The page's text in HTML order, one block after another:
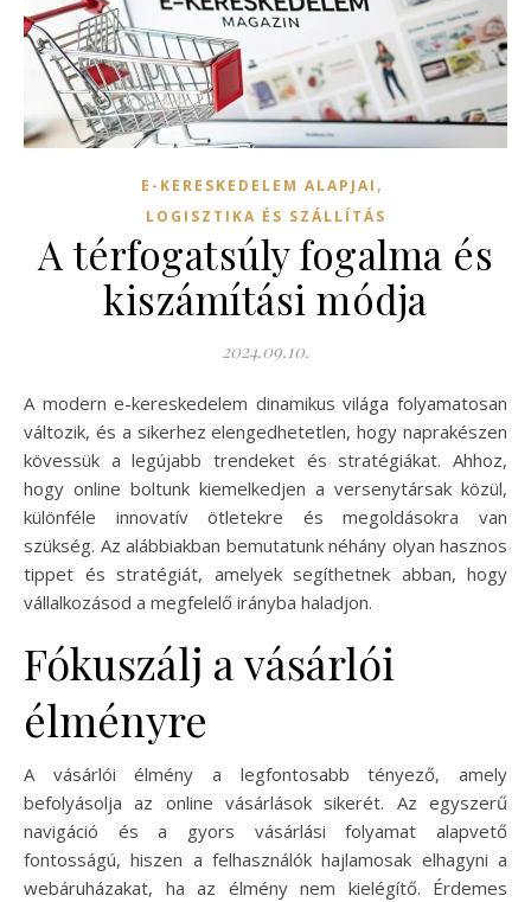
E-KERESKEDELEM ALAPJAI ,
LOGISZTIKA ÉS SZÁLLÍTÁS
A térfogatsúly fogalma és
kiszámítási módja
2024.09.10.
A modern e-kereskedelem dinamikus világa folyamatosan
változik, és a sikerhez elengedhetetlen, hogy naprakészen
kövessük a legújabb trendeket és stratégiákat. Ahhoz,
hogy online boltunk kiemelkedjen a versenytársak közül,
különféle innovatív ötletekre és megoldásokra van
szükség. Az alábbiakban bemutatunk néhány olyan hasznos
tippet és stratégiát, amelyek segíthetnek abban, hogy
vállalkozásod a megfelelő irányba haladjon.
Fókuszálj a vásárlói
élményre
A vásárlói élmény a legfontosabb tényező, amely
befolyásolja az online vásárlások sikerét. Az egyszerű
navigáció és a gyors vásárlási folyamat alapvető
fontosságú, hiszen a felhasználók hajlamosak elhagyni a
webáruházakat, ha az élmény nem kielégítő. Érdemes